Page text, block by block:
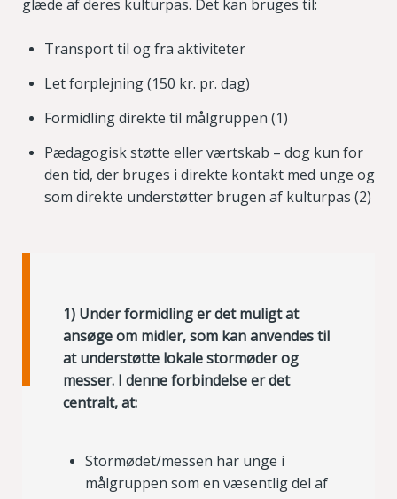
glæde af deres kulturpas. Det kan bruges til:
Transport til og fra aktiviteter
Let forplejning(150 kr. pr. dag)
Formidling direkte til målgruppen (1)
Pædagogisk støtte eller værtskab – dog kun for
den tid, der bruges i direkte kontakt med unge og
som direkte understøtter brugen af kulturpas (2)
1) Under formidling er det muligt at
ansøge om midler, som kan anvendes til
at understøtte lokale stormøder og
messer. I denne forbindelse er det
centralt, at:
Stormødet/messen har unge i
målgruppen som en væsentlig del af